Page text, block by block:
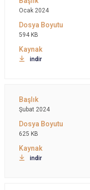
Ocak 2024
594 KB
indir
Şubat 2024
625 KB
indir